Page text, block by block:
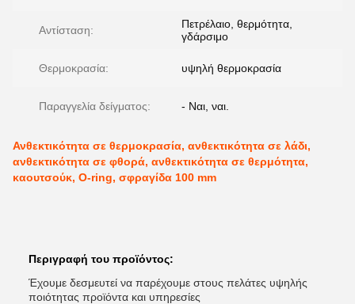
Αντίσταση:
Πετρέλαιο, θερμότητα,
γδάρσιμο
Θερμοκρασία: υψηλή θερμοκρασία
Παραγγελία δείγματος: - Ναι, ναι.
Ανθεκτικότητα σε θερμοκρασία, ανθεκτικότητα σε λάδι,
ανθεκτικότητα σε φθορά, ανθεκτικότητα σε θερμότητα,
καουτσούκ, O-ring, σφραγίδα 100 mm
Περιγραφή του προϊόντος:
Έχουμε δεσμευτεί να παρέχουμε στους πελάτες υψηλής
ποιότητας προϊόντα και υπηρεσίες